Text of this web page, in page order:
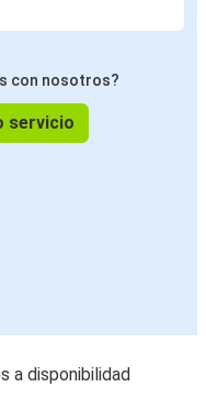
con nosotros?
servicio
a disponibilidad